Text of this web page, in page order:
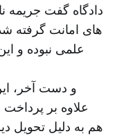
دادگاه گفت جریمه
های امانت گرفته
علمی نبوده و
و دست آخر،